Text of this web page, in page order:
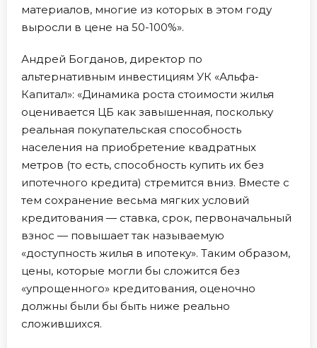
материалов, многие из которых в этом году
выросли в цене на 50-100%».
Андрей Богданов, директор по
альтернативным инвестициям УК «Альфа-
Капитал»: «Динамика роста стоимости жилья
оценивается ЦБ как завышенная, поскольку
реальная покупательская способность
населения на приобретение квадратных
метров (то есть, способность купить их без
ипотечного кредита) стремится вниз. Вместе с
тем сохранение весьма мягких условий
кредитования — ставка, срок, первоначальный
взнос — повышает так называемую
«доступность жилья в ипотеку». Таким образом,
цены, которые могли бы сложится без
«упрощенного» кредитования, оценочно
должны были бы быть ниже реально
сложившихся.